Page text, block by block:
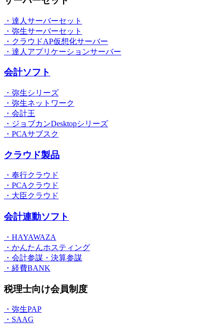
・達人サーバーセット
・弥生サーバーセット
・クラウドAP仮想化サーバー
・達人アプリケーションサーバー
会計ソフト
・弥生シリーズ
・弥生ネットワーク
・会計王
・ジョブカンDesktopシリーズ
・PCAサブスク
クラウド製品
・奉行クラウド
・PCAクラウド
・大臣クラウド
会計連動ソフト
・HAYAWAZA
・かんたんホスティング
・会計参謀・決算参謀
・経費BANK
税理士向け会員制度
・弥生PAP
・SAAG